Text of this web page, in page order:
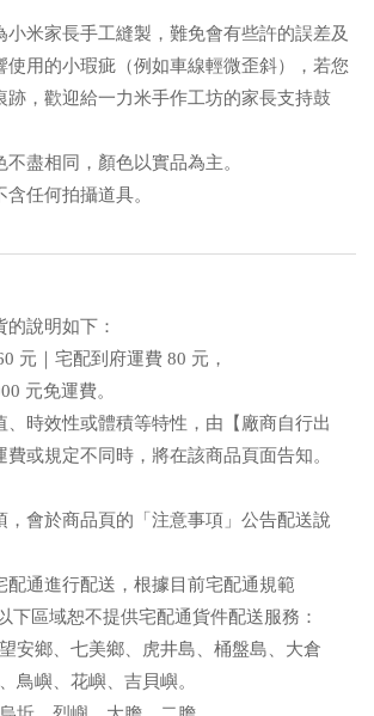
小米家長手工縫製，難免會有些許的誤差及
使用的小瑕疵（例如車線輕微歪斜），若您
跡，歡迎給一力米手作工坊的家長支持鼓
盡相同，顏色以實品為主。
任何拍攝道具。
說明如下：
元｜宅配到府運費 80 元，
元免運費。
、時效性或體積等特性，由【廠商自行出
或規定不同時，將在該商品頁面告知。
，會於商品頁的「注意事項」公告配送說
配通進行配送，根據目前宅配通規範
下區域恕不提供宅配通貨件配送服務：
安鄉、七美鄉、虎井島、桶盤島、大倉
鳥嶼、花嶼、吉貝嶼。